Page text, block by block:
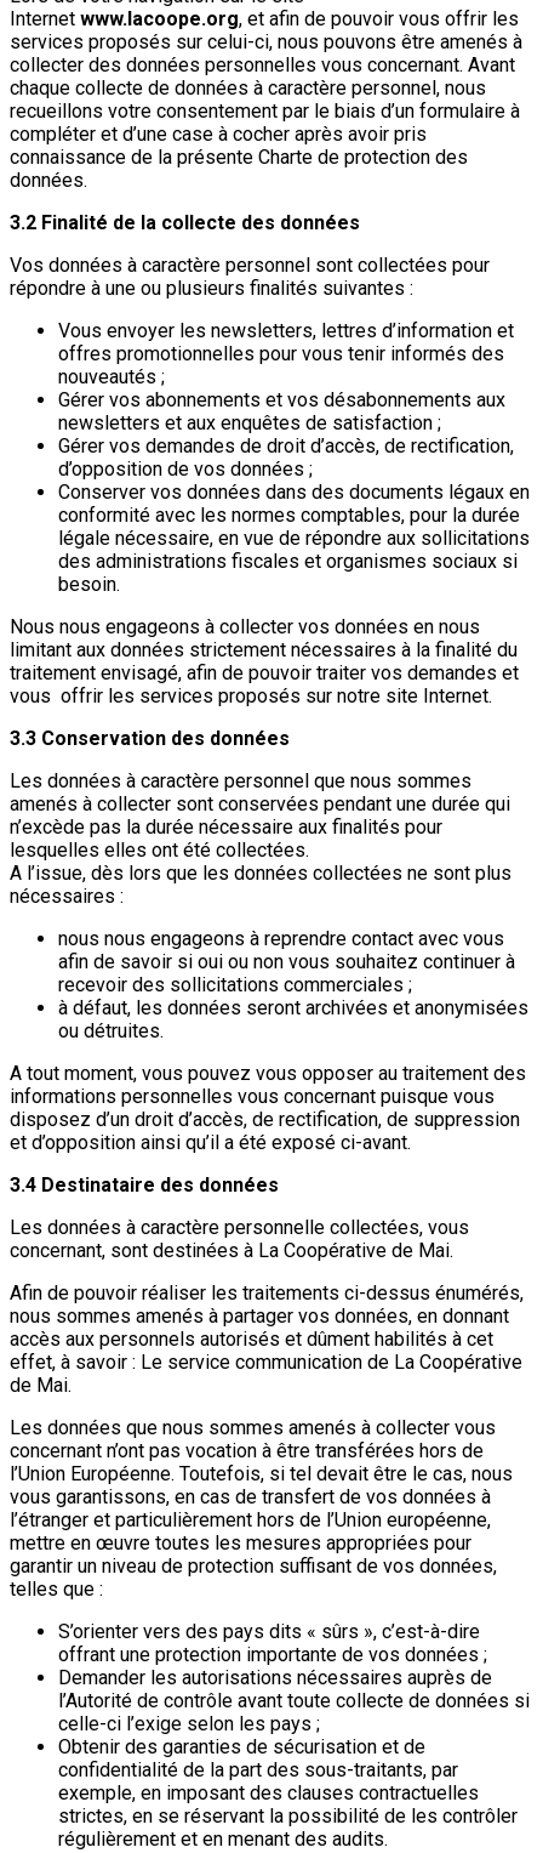
Internet www.lacoope.org, et afin de pouvoir vous offrir les
services proposés sur celui-ci, nous pouvons être amenés à
collecter des données personnelles vous concernant. Avant
chaque collecte de données à caractère personnel, nous
recueillons votre consentement par le biais d’un formulaire à
compléter et d’une case à cocher après avoir pris
connaissance de la présente Charte de protection des
données.
3.2 Finalité de la collecte des données
Vos données à caractère personnel sont collectées pour
répondre à une ou plusieurs finalités suivantes :
Vous envoyer les newsletters, lettres d’information et
offres promotionnelles pour vous tenir informés des
nouveautés ;
Gérer vos abonnements et vos désabonnements aux
newsletters et aux enquêtes de satisfaction ;
Gérer vos demandes de droit d’accès, de rectification,
d’opposition de vos données ;
Conserver vos données dans des documents légaux en
conformité avec les normes comptables, pour la durée
légale nécessaire, en vue de répondre aux sollicitations
des administrations fiscales et organismes sociaux si
besoin.
Nous nous engageons à collecter vos données en nous
limitant aux données strictement nécessaires à la finalité du
traitement envisagé, afin de pouvoir traiter vos demandes et
vous offrir les services proposés sur notre site Internet.
3.3 Conservation des données
Les données à caractère personnel que nous sommes
amenés à collecter sont conservées pendant une durée qui
n’excède pas la durée nécessaire aux finalités pour
lesquelles elles ont été collectées.
A l’issue, dès lors que les données collectées ne sont plus
nécessaires :
nous nous engageons à reprendre contact avec vous
afin de savoir si oui ou non vous souhaitez continuer à
recevoir des sollicitations commerciales ;
à défaut, les données seront archivées et anonymisées
ou détruites.
A tout moment, vous pouvez vous opposer au traitement des
informations personnelles vous concernant puisque vous
disposez d’un droit d’accès, de rectification, de suppression
et d’opposition ainsi qu’il a été exposé ci-avant.
3.4 Destinataire des données
Les données à caractère personnelle collectées, vous
concernant, sont destinées à La Coopérative de Mai.
Afin de pouvoir réaliser les traitements ci-dessus énumérés,
nous sommes amenés à partager vos données, en donnant
accès aux personnels autorisés et dûment habilités à cet
effet, à savoir : Le service communication de La Coopérative
de Mai.
Les données que nous sommes amenés à collecter vous
concernant n’ont pas vocation à être transférées hors de
l’Union Européenne. Toutefois, si tel devait être le cas, nous
vous garantissons, en cas de transfert de vos données à
l’étranger et particulièrement hors de l’Union européenne,
mettre en œuvre toutes les mesures appropriées pour
garantir un niveau de protection suffisant de vos données,
telles que :
S’orienter vers des pays dits « sûrs », c’est-à-dire
offrant une protection importante de vos données ;
Demander les autorisations nécessaires auprès de
l’Autorité de contrôle avant toute collecte de données si
celle-ci l’exige selon les pays ;
Obtenir des garanties de sécurisation et de
confidentialité de la part des sous-traitants, par
exemple, en imposant des clauses contractuelles
strictes, en se réservant la possibilité de les contrôler
régulièrement et en menant des audits.